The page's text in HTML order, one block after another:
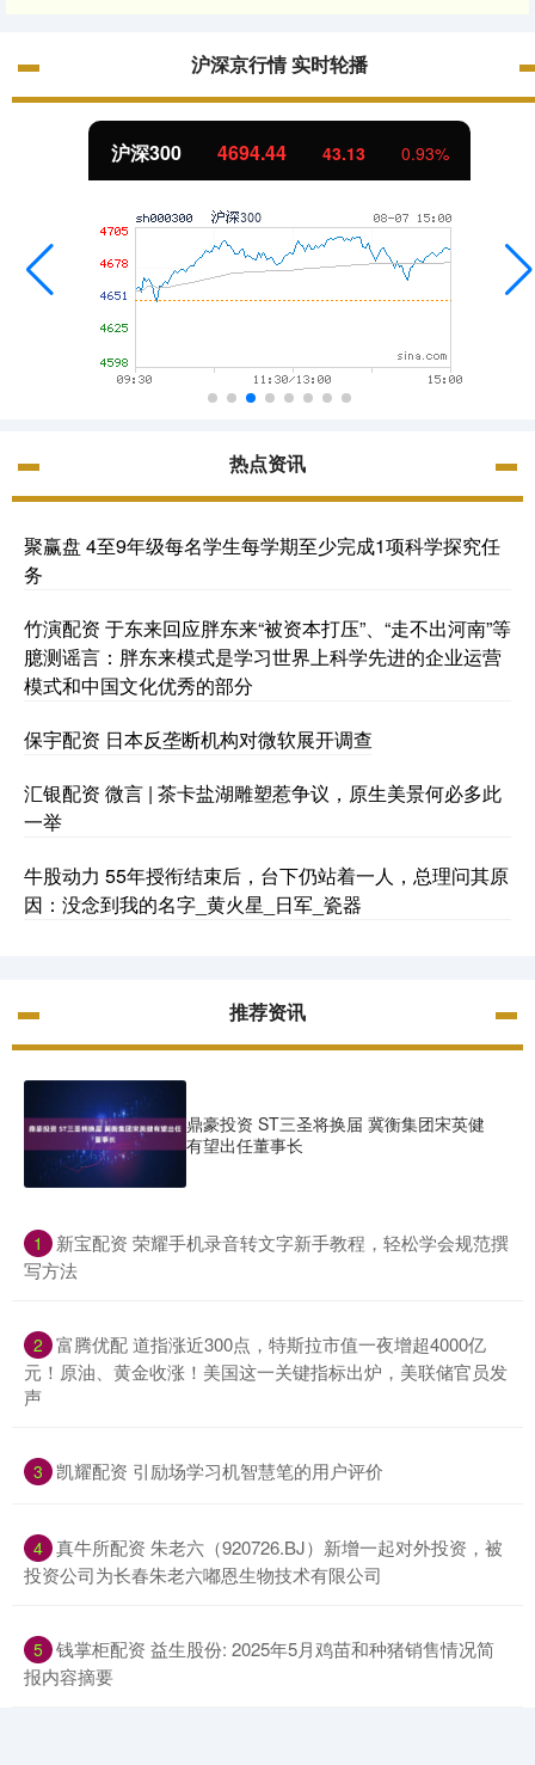
沪深京行情 实时轮播
北证50 1134.24 11.37 1.01%
热点资讯
聚赢盘 4至9年级每名学生每学期至少完成1项科学探究任
务
竹演配资 于东来回应胖东来“被资本打压”、“走不出河南”等
臆测谣言：胖东来模式是学习世界上科学先进的企业运营
模式和中国文化优秀的部分
保宇配资 日本反垄断机构对微软展开调查
汇银配资 微言 | 茶卡盐湖雕塑惹争议，原生美景何必多此
一举
牛股动力 55年授衔结束后，台下仍站着一人，总理问其原
因：没念到我的名字_黄火星_日军_瓷器
推荐资讯
鼎豪投资 ST三圣将换届 冀衡集团宋英健
有望出任董事长
1
​新宝配资 荣耀手机录音转文字新手教程，轻松学会规范撰
写方法
2 ​富腾优配 道指涨近300点，特斯拉市值一夜增超4000亿
元！原油、黄金收涨！美国这一关键指标出炉，美联储官员发
声
3 ​凯耀配资 引励场学习机智慧笔的用户评价
4 ​真牛所配资 朱老六（920726.BJ）新增一起对外投资，被
投资公司为长春朱老六嘟恩生物技术有限公司
5 ​钱掌柜配资 益生股份: 2025年5月鸡苗和种猪销售情况简
报内容摘要